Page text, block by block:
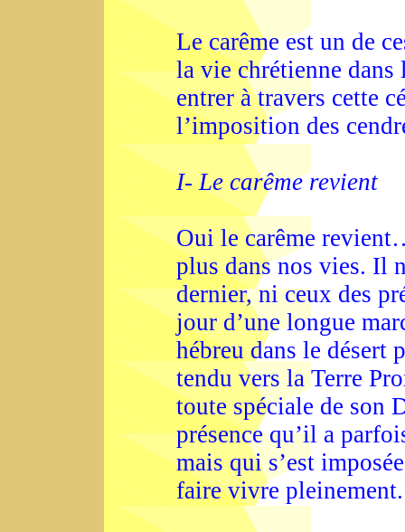
Le carême est un de
la vie chrétienne dans
entrer à travers cette
l’imposition des
I- Le carême revient
Oui le carême
plus dans nos vies. Il
dernier, ni ceux des
jour d’une longue
hébreu dans le désert
tendu vers la Terre
toute spéciale de son
présence qu’il a
mais qui s’est
faire vivre pleinement.